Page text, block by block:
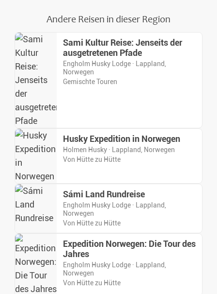
Andere Reisen in dieser Region
Sami Kultur Reise: Jenseits der
ausgetretenen Pfade
Engholm Husky Lodge · Lappland,
Norwegen
Gemischte Touren
Husky Expedition in Norwegen
Holmen Husky · Lappland, Norwegen
Von Hütte zu Hütte
Sámi Land Rundreise
Engholm Husky Lodge · Lappland,
Norwegen
Von Hütte zu Hütte
Expedition Norwegen: Die Tour des
Jahres
Engholm Husky Lodge · Lappland,
Norwegen
Von Hütte zu Hütte